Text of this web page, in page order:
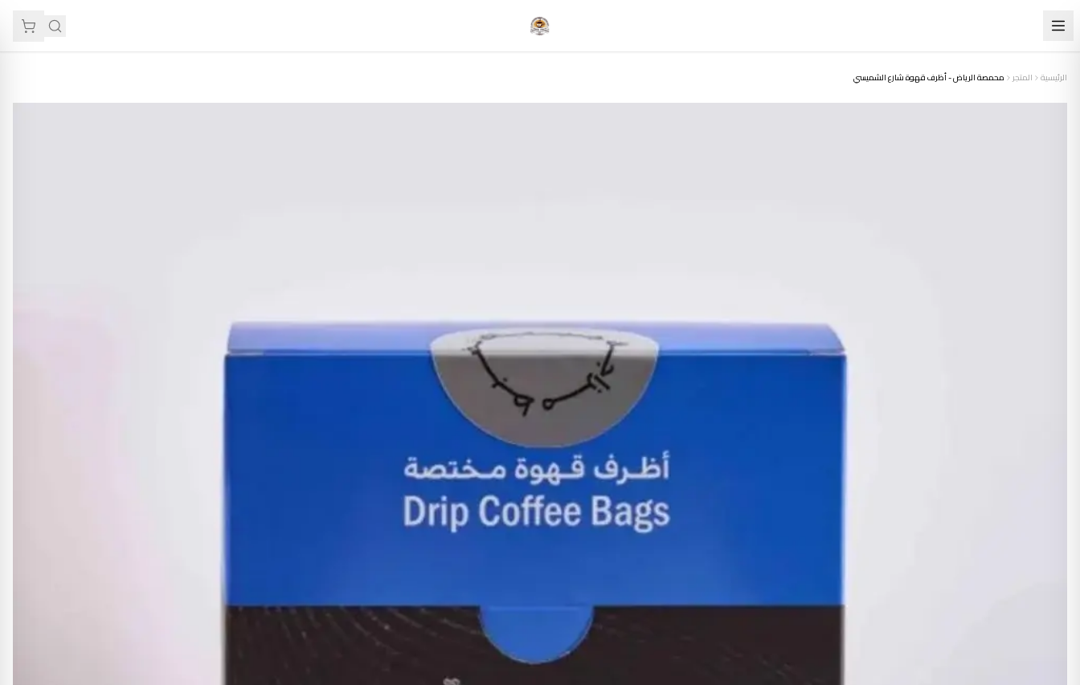
الرئيسية المتجر محمصة الرياض - أظرف قهوة شارع الشميسي